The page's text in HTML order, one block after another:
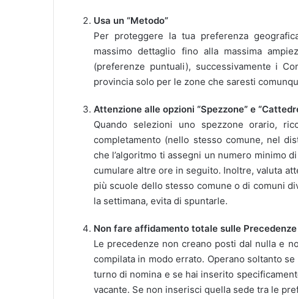
Usa un “Metodo”
Per proteggere la tua preferenza
massimo dettaglio fino alla massima
(preferenze puntuali), successivamente i
provincia solo per le zone che saresti
Attenzione alle opzioni “Spezzone” e
Quando selezioni uno spezzone orario,
completamento (nello stesso comune, nel
che l’algoritmo ti assegni un numero minimo
cumulare altre ore in seguito. Inoltre, valuta
più scuole dello stesso comune o di comuni
la settimana, evita di spuntarle.
Non fare affidamento totale sulle
Le precedenze non creano posti dal nulla e
compilata in modo errato. Operano soltanto
turno di nomina e se hai inserito
vacante. Se non inserisci quella sede tra le